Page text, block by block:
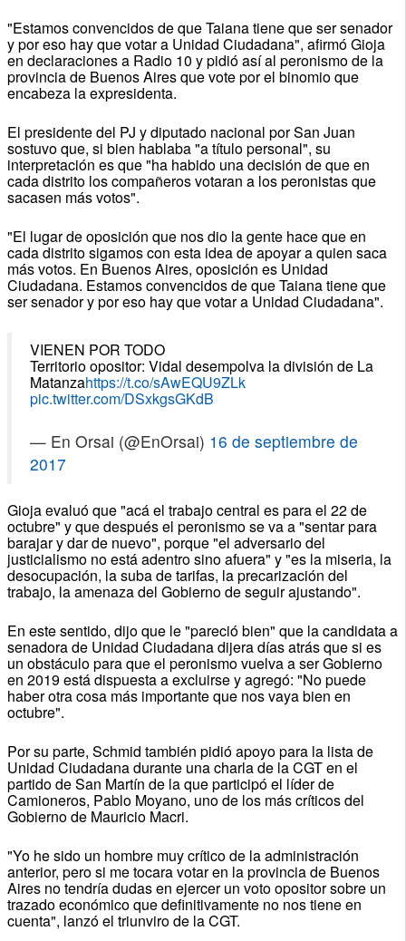
"Estamos convencidos de que Taiana tiene que ser senador
y por eso hay que votar a Unidad Ciudadana", afirmó Gioja
en declaraciones a Radio 10 y pidió así al peronismo de la
provincia de Buenos Aires que vote por el binomio que
encabeza la expresidenta.
El presidente del PJ y diputado nacional por San Juan
sostuvo que, si bien hablaba "a título personal", su
interpretación es que "ha habido una decisión de que en
cada distrito los compañeros votaran a los peronistas que
sacasen más votos".
"El lugar de oposición que nos dio la gente hace que en
cada distrito sigamos con esta idea de apoyar a quien saca
más votos. En Buenos Aires, oposición es Unidad
Ciudadana. Estamos convencidos de que Taiana tiene que
ser senador y por eso hay que votar a Unidad Ciudadana".
VIENEN POR TODO
Territorio opositor: Vidal desempolva la división de La
Matanzahttps://t.co/sAwEQU9ZLk
pic.twitter.com/DSxkgsGKdB
— En Orsai (@EnOrsai) 16 de septiembre de
2017
Gioja evaluó que "acá el trabajo central es para el 22 de
octubre" y que después el peronismo se va a "sentar para
barajar y dar de nuevo", porque "el adversario del
justicialismo no está adentro sino afuera" y "es la miseria, la
desocupación, la suba de tarifas, la precarización del
trabajo, la amenaza del Gobierno de seguir ajustando".
En este sentido, dijo que le "pareció bien" que la candidata a
senadora de Unidad Ciudadana dijera días atrás que si es
un obstáculo para que el peronismo vuelva a ser Gobierno
en 2019 está dispuesta a excluirse y agregó: "No puede
haber otra cosa más importante que nos vaya bien en
octubre".
Por su parte, Schmid también pidió apoyo para la lista de
Unidad Ciudadana durante una charla de la CGT en el
partido de San Martín de la que participó el líder de
Camioneros, Pablo Moyano, uno de los más críticos del
Gobierno de Mauricio Macri.
"Yo he sido un hombre muy crítico de la administración
anterior, pero si me tocara votar en la provincia de Buenos
Aires no tendría dudas en ejercer un voto opositor sobre un
trazado económico que definitivamente no nos tiene en
cuenta", lanzó el triunviro de la CGT.